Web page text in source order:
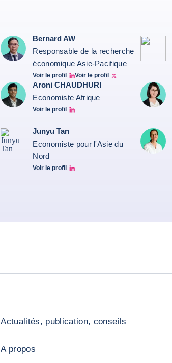
Bernard AW
Responsable de la recherche
économique Asie-Pacifique
Voir le profil
Bernard Aw Linkedin
Voir le profil
Bernard Aw Twitter
Aroni CHAUDHURI
Economiste Afrique
Voir le profil
Aroni Linkedin
Junyu Tan
Economiste pour l'Asie du
Nord
Voir le profil
Junyu Tan Linkedin Profile
Actualités, publication, conseils
A propos